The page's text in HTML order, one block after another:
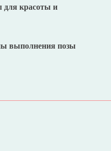
для красоты и
выполнения позы